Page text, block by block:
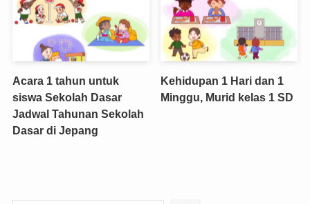
Acara 1 tahun untuk
siswa Sekolah Dasar
Jadwal Tahunan Sekolah
Dasar di Jepang
Kehidupan 1 Hari dan 1
Minggu, Murid kelas 1 SD